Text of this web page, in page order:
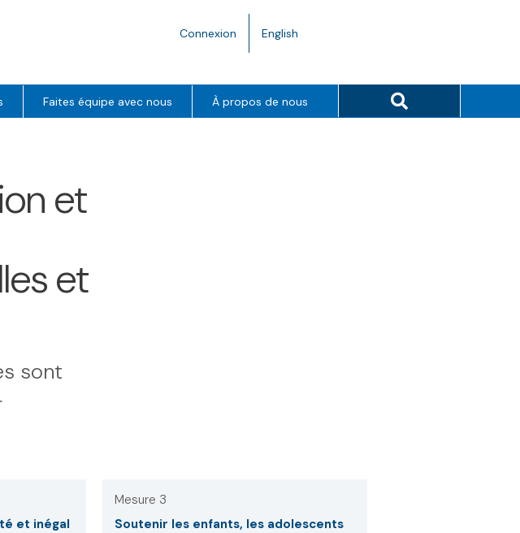
Connexion English
Faites équipe avec nous À propos de nous Search button
et
et
sont
et inégal
Mesure 3
Soutenir les enfants, les adolescents